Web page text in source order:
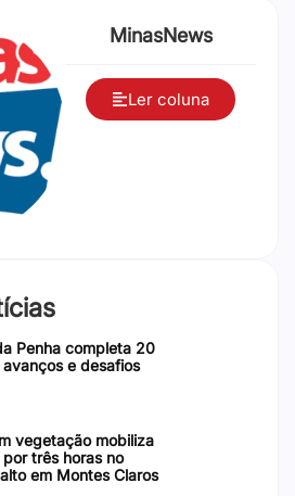
MinasNews
Ler coluna
Penha completa 20
e desafios
vegetação mobiliza
três horas no
em Montes Claros